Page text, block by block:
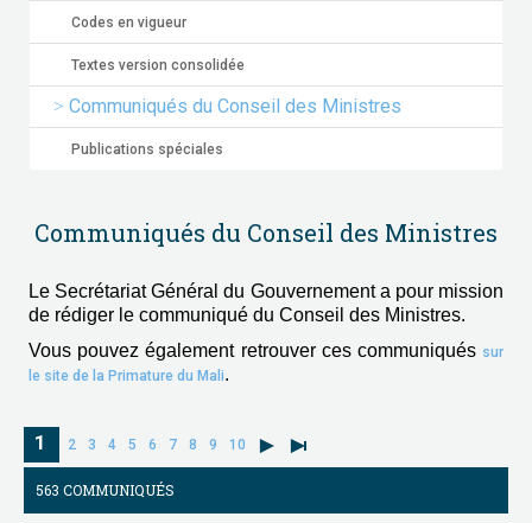
Codes en vigueur
Textes version consolidée
Communiqués du Conseil des Ministres
Publications spéciales
Communiqués du Conseil des Ministres
Le Secrétariat Général du Gouvernement a pour mission
de rédiger le communiqué du Conseil des Ministres.
Vous pouvez également retrouver ces communiqués sur
le site de la Primature du Mali.
1 2 3 4 5 6 7 8 9 10
563 COMMUNIQUÉS